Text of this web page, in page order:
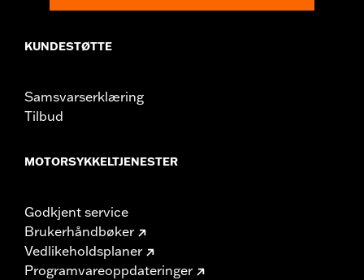
KUNDESTØTTE
Samsvarserklæring
Tilbud
MOTORSYKKELTJENESTER
Godkjent service
Brukerhåndbøker
Vedlikeholdsplaner
Programvareoppdateringer